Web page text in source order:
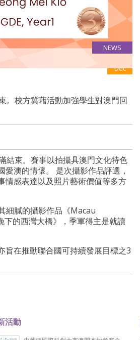
NEWS
Dec
。校方冀藉活動加強學生對澳門回
結束。賽事以拍攝具澳門文化特色
澳的情懷。 是次攝影作品評選，
情感表達以及照片藝術價值等多方
細膩的攝影作品《Macau
的西灣大橋》，季軍得主是就讀
旨在推動聯合國可持續發展目標之3
活動